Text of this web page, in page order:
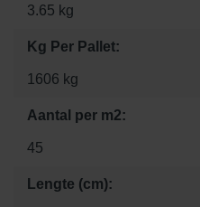
3.65 kg
Kg Per Pallet:
1606 kg
Aantal per m2:
45
Lengte (cm):